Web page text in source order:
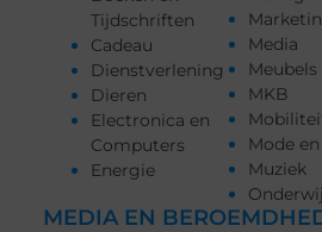
Tijdschriften
Cadeau
Dienstverlening
Dieren
Electronica en
Computers
Energie
Media
Meubels
MKB
Mode
Muziek
MEDIA EN